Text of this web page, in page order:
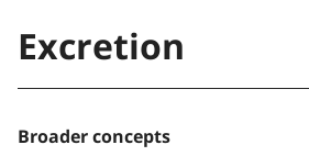
Excretion
Broader concepts